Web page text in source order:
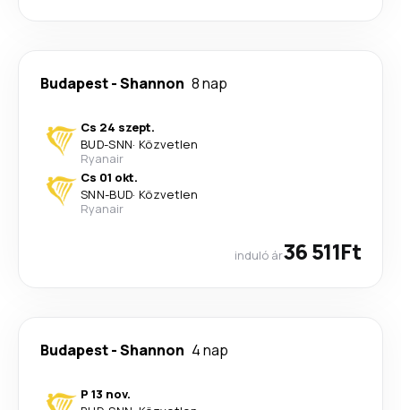
Budapest-Shannon 8 nap
Cs 24 szept.
BUD-SNN· Közvetlen
Ryanair
Cs 01 okt.
SNN-BUD· Közvetlen
Ryanair
induló ár36 511Ft
Budapest-Shannon 4 nap
P 13 nov.